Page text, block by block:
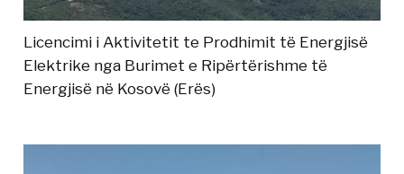
Licencimi i Aktivitetit te Prodhimit të Energjisë
Elektrike nga Burimet e Ripërtërishme të
Energjisë në Kosovë (Erës)